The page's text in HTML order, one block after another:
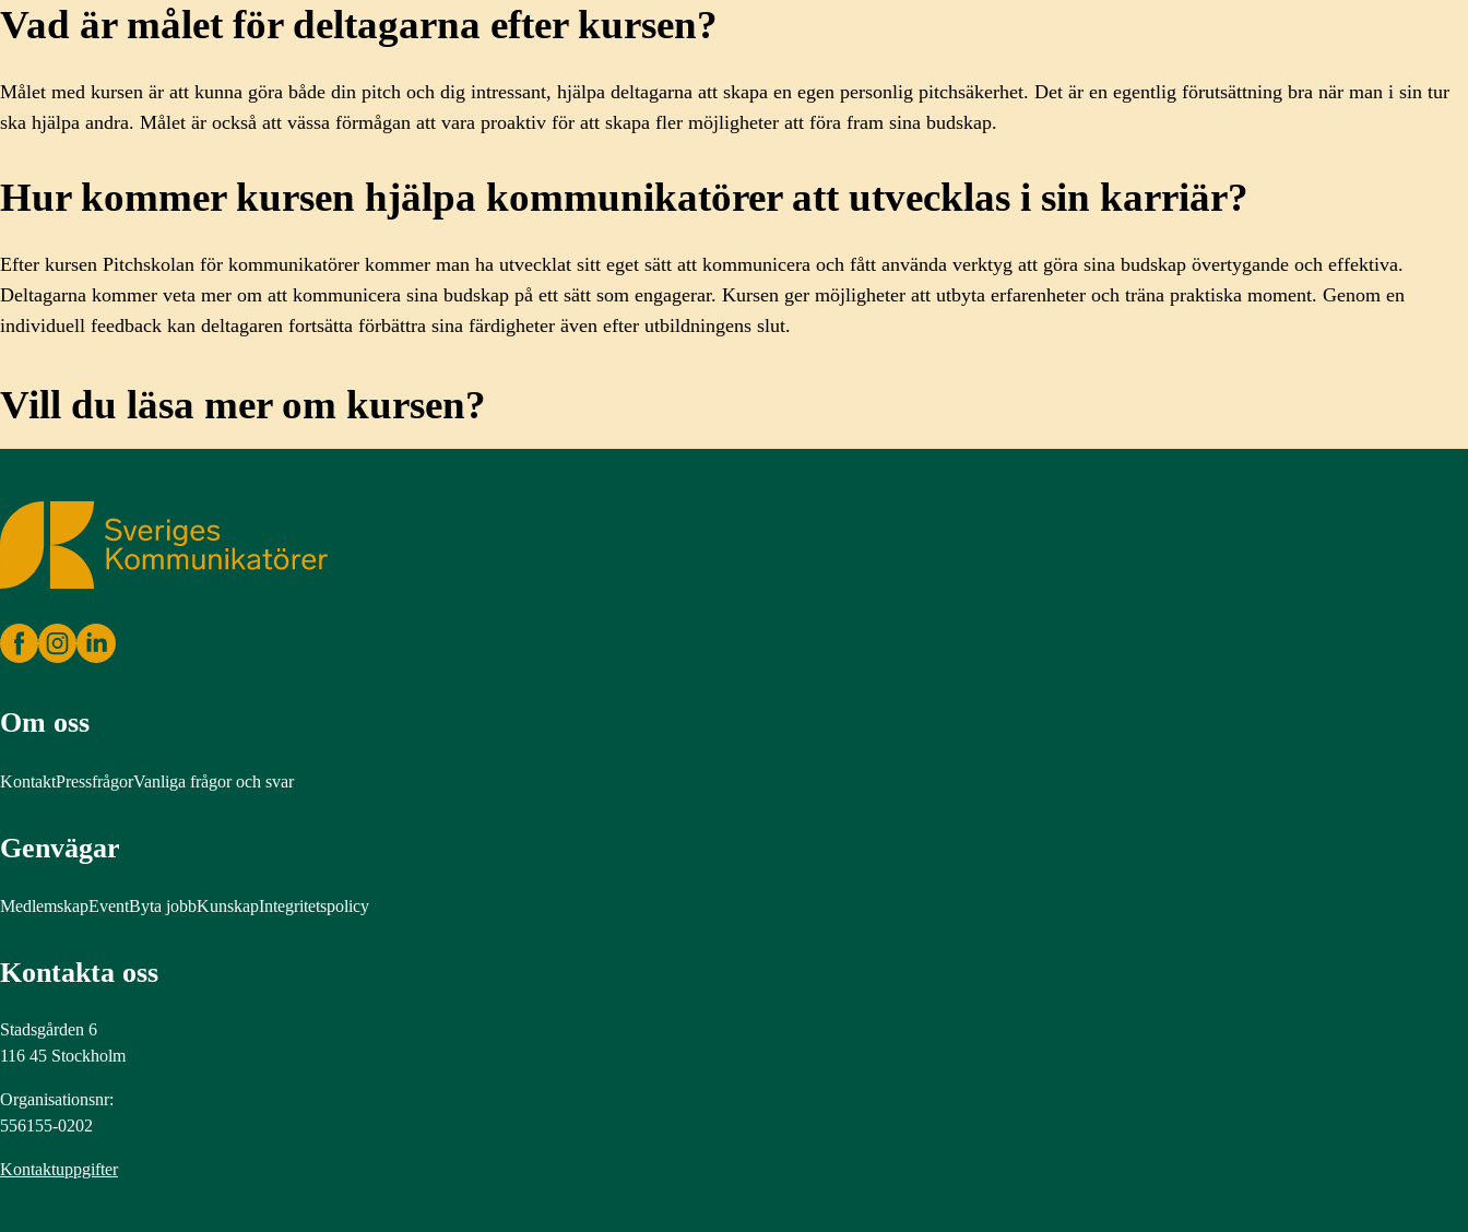
Vad är målet för deltagarna efter kursen?
Målet med kursen är att kunna göra både din pitch och dig intressant, hjälpa deltagarna att skapa en egen personlig pitchsäkerhet. Det är en egentlig förutsättning bra när man i sin tur
ska hjälpa andra. Målet är också att vässa förmågan att vara proaktiv för att skapa fler möjligheter att föra fram sina budskap.
Hur kommer kursen hjälpa kommunikatörer att utvecklas i sin karriär?
Efter kursen Pitchskolan för kommunikatörer kommer man ha utvecklat sitt eget sätt att kommunicera och fått använda verktyg att göra sina budskap övertygande och effektiva.
Deltagarna kommer veta mer om att kommunicera sina budskap på ett sätt som engagerar. Kursen ger möjligheter att utbyta erfarenheter och träna praktiska moment. Genom en
individuell feedback kan deltagaren fortsätta förbättra sina färdigheter även efter utbildningens slut.
Vill du läsa mer om kursen?
Sveriges Kommunikatörer
Om oss
KontaktPressfrågorVanliga frågor och svar
Genvägar
MedlemskapEventByta jobbKunskapIntegritetspolicy
Kontakta oss
Stadsgården 6
116 45 Stockholm
Organisationsnr:
556155-0202
Kontaktuppgifter